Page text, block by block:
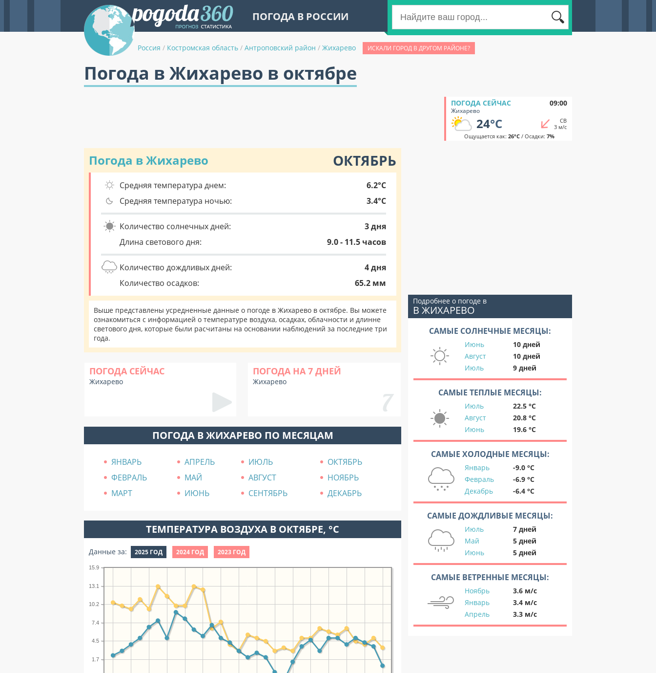
ПОГОДА В РОССИИ
Россия / Костромская область / Антроповский район / Жихарево ИСКАЛИ ГОРОД В ДРУГОМ РАЙОНЕ?
Погода в Жихарево в октябре
ПОГОДА СЕЙЧАС 09:00
Жихарево
24°C
СВ
3 м/с
Ощущается как: 26°C/ Осадки: 7%
Погода в Жихарево ОКТЯБРЬ
Средняя температура днем:
6.2°C
Средняя температура ночью:
3.4°C
Количество солнечных дней:
3 дня
Длина светового дня:
9.0 - 11.5 часов
Количество дождливых дней:
4 дня
Количество осадков:
65.2 мм
Выше представлены усредненные данные о погоде в Жихарево в октябре. Вы можете
ознакомиться с информацией о температуре воздуха, осадках, облачности и длинне
светового дня, которые были расчитаны на основании наблюдений за последние три
года.
ПОГОДА СЕЙЧАС
Жихарево
ПОГОДА НА 7 ДНЕЙ
Жихарево
ПОГОДА В ЖИХАРЕВО ПО МЕСЯЦАМ
ЯНВАРЬ АПРЕЛЬ ИЮЛЬ
ОКТЯБРЬ
ФЕВРАЛЬ
МАЙ АВГУСТ
НОЯБРЬ
МАРТ
ИЮНЬ СЕНТЯБРЬ ДЕКАБРЬ
ТЕМПЕРАТУРА ВОЗДУХА В ОКТЯБРЕ, °C
Данные за: 2025 ГОД 2024 ГОД 2023 ГОД
1.7
4.5
7.4
10.2
13.1
15.9
Подробнее о погоде в
В ЖИХАРЕВО
САМЫЕ СОЛНЕЧНЫЕ МЕСЯЦЫ:
Июнь
10 дней
Август
10 дней
Июль
9 дней
САМЫЕ ТЕПЛЫЕ МЕСЯЦЫ:
Июль
22.5 °C
Август
20.8 °C
Июнь
19.6 °C
САМЫЕ ХОЛОДНЫЕ МЕСЯЦЫ:
Январь
-9.0 °C
Февраль
-6.9 °C
Декабрь
-6.4 °C
САМЫЕ ДОЖДЛИВЫЕ МЕСЯЦЫ:
Июль
7 дней
Май
5 дней
Июнь
5 дней
САМЫЕ ВЕТРЕННЫЕ МЕСЯЦЫ:
Ноябрь
3.6 м/с
Январь
3.4 м/с
Апрель
3.3 м/с